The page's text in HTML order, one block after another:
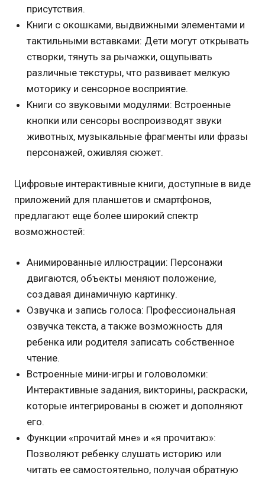
присутствия.
Книги с окошками, выдвижными элементами и
тактильными вставками: Дети могут открывать
створки, тянуть за рычажки, ощупывать
различные текстуры, что развивает мелкую
моторику и сенсорное восприятие.
Книги со звуковыми модулями: Встроенные
кнопки или сенсоры воспроизводят звуки
животных, музыкальные фрагменты или фразы
персонажей, оживляя сюжет.
Цифровые интерактивные книги, доступные в виде
приложений для планшетов и смартфонов,
предлагают еще более широкий спектр
возможностей:
Анимированные иллюстрации: Персонажи
двигаются, объекты меняют положение,
создавая динамичную картинку.
Озвучка и запись голоса: Профессиональная
озвучка текста, а также возможность для
ребенка или родителя записать собственное
чтение.
Встроенные мини-игры и головоломки:
Интерактивные задания, викторины, раскраски,
которые интегрированы в сюжет и дополняют
его.
Функции «прочитай мне» и «я прочитаю»:
Позволяют ребенку слушать историю или
читать ее самостоятельно, получая обратную